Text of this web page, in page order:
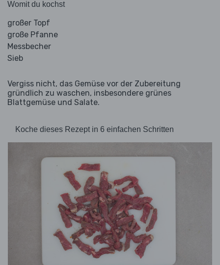
Womit du kochst
großer Topf
große Pfanne
Messbecher
Sieb
Vergiss nicht, das Gemüse vor der Zubereitung
gründlich zu waschen, insbesondere grünes
Blattgemüse und Salate.
Koche dieses Rezept in 6 einfachen Schritten